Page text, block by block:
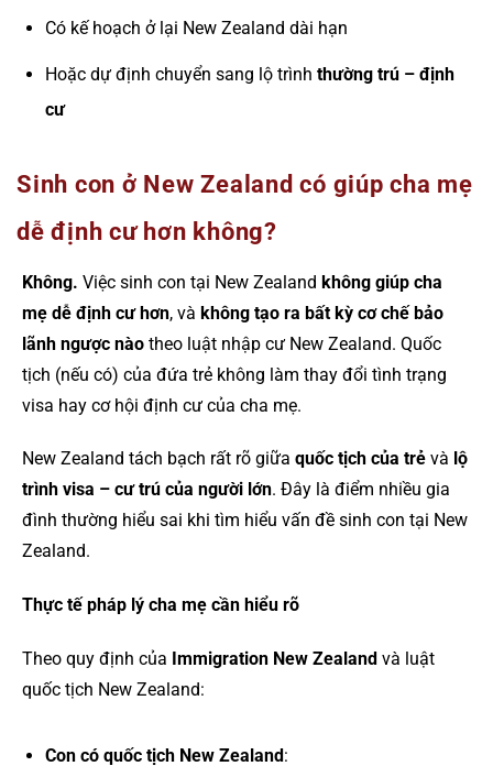
Có kế hoạch ở lại New Zealand dài hạn
Hoặc dự định chuyển sang lộ trình thường trú – định
cư
Sinh con ở New Zealand có giúp cha mẹ
dễ định cư hơn không?
Không. Việc sinh con tại New Zealand không giúp cha
mẹ dễ định cư hơn, và không tạo ra bất kỳ cơ chế bảo
lãnh ngược nào theo luật nhập cư New Zealand. Quốc
tịch (nếu có) của đứa trẻ không làm thay đổi tình trạng
visa hay cơ hội định cư của cha mẹ.
New Zealand tách bạch rất rõ giữa quốc tịch của trẻ và lộ
trình visa – cư trú của người lớn. Đây là điểm nhiều gia
đình thường hiểu sai khi tìm hiểu vấn đề sinh con tại New
Zealand.
Thực tế pháp lý cha mẹ cần hiểu rõ
Theo quy định của Immigration New Zealand và luật
quốc tịch New Zealand:
Con có quốc tịch New Zealand: